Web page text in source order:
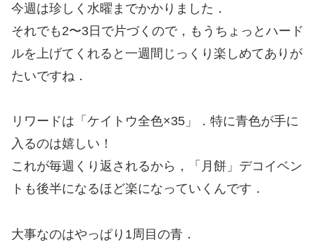
今週は珍しく水曜までかかりました．
それでも2〜3日で片づくので，もうちょっとハード
ルを上げてくれると一週間じっくり楽しめてありが
たいですね．
リワードは「ケイトウ全色×35」．特に青色が手に
入るのは嬉しい！
これが毎週くり返されるから，「月餅」デコイベン
トも後半になるほど楽になっていくんです．
大事なのはやっぱり1周目の青．